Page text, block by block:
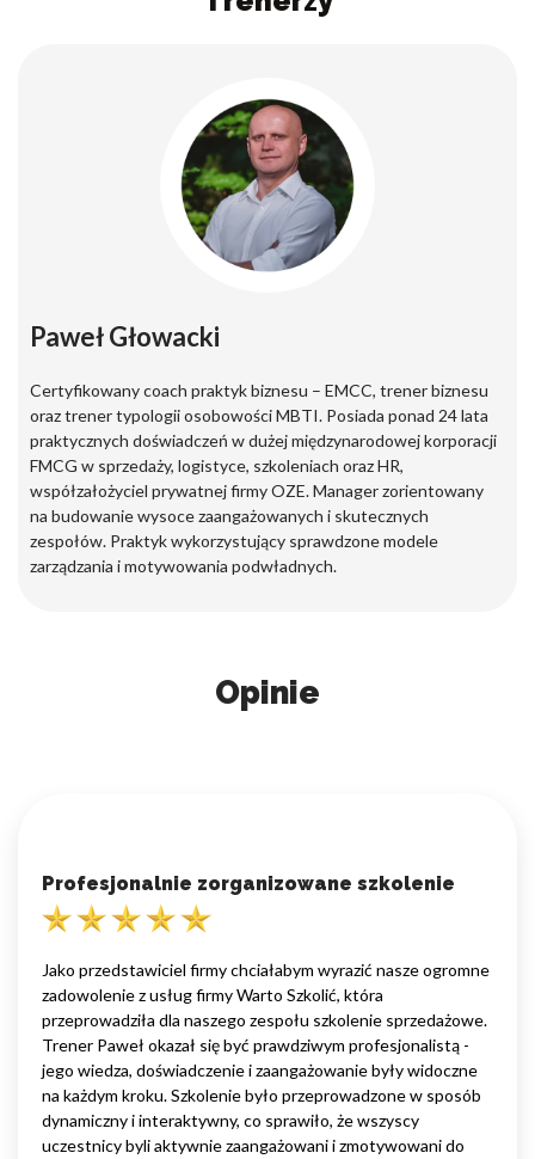
Paweł Głowacki
Certyfikowany coach praktyk biznesu – EMCC, trener biznesu
oraz trener typologii osobowości MBTI. Posiada ponad 24 lata
praktycznych doświadczeń w dużej międzynarodowej korporacji
FMCG w sprzedaży, logistyce, szkoleniach oraz HR,
współzałożyciel prywatnej firmy OZE. Manager zorientowany
na budowanie wysoce zaangażowanych i skutecznych
zespołów. Praktyk wykorzystujący sprawdzone modele
zarządzania i motywowania podwładnych.
Opinie
Profesjonalnie zorganizowane szkolenie
Jako przedstawiciel firmy chciałabym wyrazić nasze ogromne
zadowolenie z usług firmy Warto Szkolić, która
przeprowadziła dla naszego zespołu szkolenie sprzedażowe.
Trener Paweł okazał się być prawdziwym profesjonalistą -
jego wiedza, doświadczenie i zaangażowanie były widoczne
na każdym kroku. Szkolenie było przeprowadzone w sposób
dynamiczny i interaktywny, co sprawiło, że wszyscy
uczestnicy byli aktywnie zaangażowani i zmotywowani do